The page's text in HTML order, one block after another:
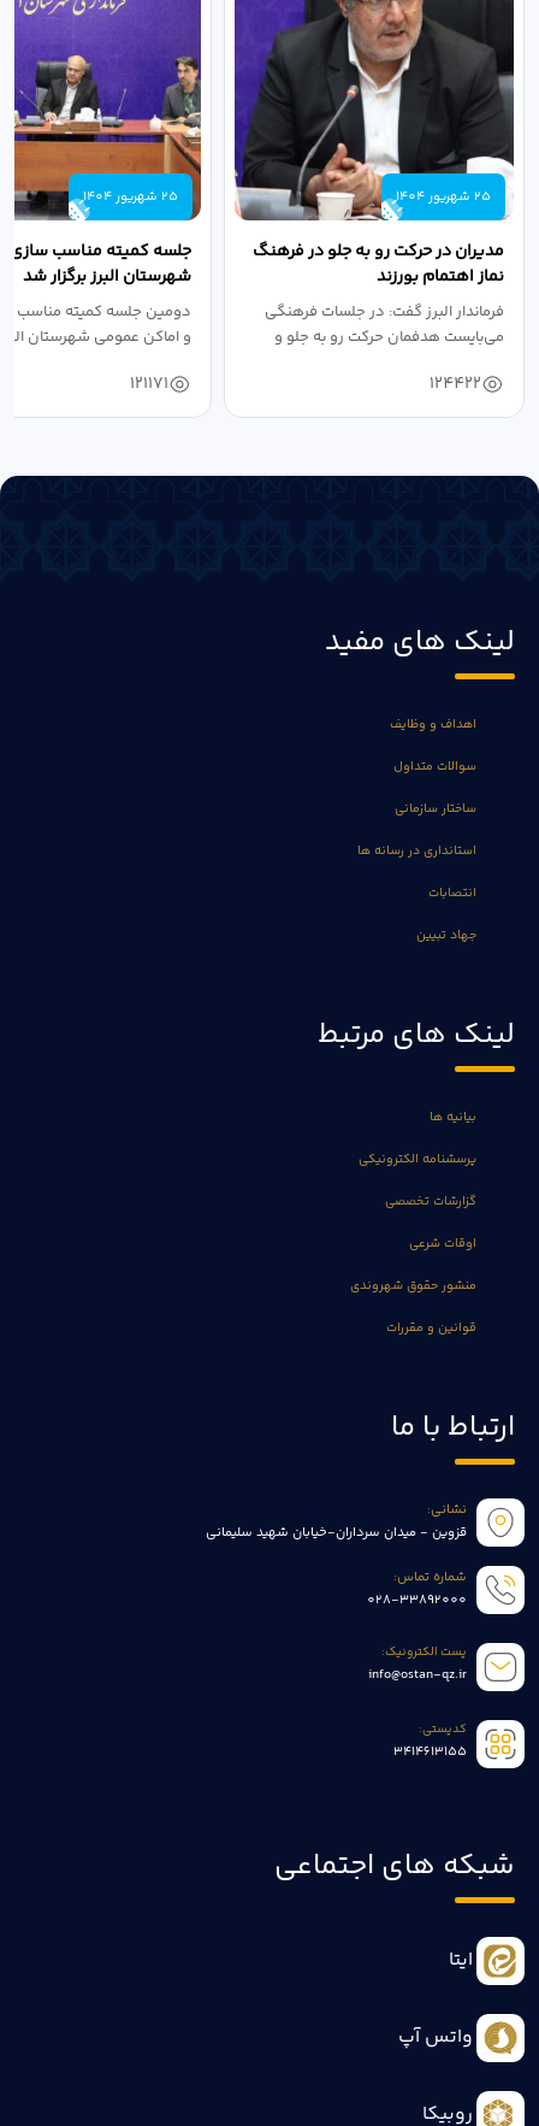
25 شهریور 1404
مدیران در حرکت رو به جلو در فرهنگ
نماز اهتمام بورزند
فرماندار البرز گفت: در جلسات فرهنگی
می‌بایست هدفمان حرکت رو به جلو و
124422
25 شهریور 1404
جلسه کمیته مناسب سازی
شهرستان البرز برگزار شد
دومین جلسه کمیته مناسب
و اماکن عمومی شهرستان
121171
لینک های مفید
اهداف و وظایف
سوالات متداول
ساختار سازمانی
استانداری در رسانه ها
انتصابات
جهاد تبیین
لینک های مرتبط
بیانیه ها
پرسشنامه الکترونیکی
گزارشات تخصصی
اوقات شرعی
منشور حقوق شهروندی
قوانین و مقررات
ارتباط با ما
نشانی:
قزوین - میدان سرداران-خیابان شهید سلیمانی
شماره تماس:
028-33892000
پست الکترونیک:
info@ostan-qz.ir
کدپستی:
3414613155
شبکه های اجتماعی
ایتا
واتس آپ
روبیکا